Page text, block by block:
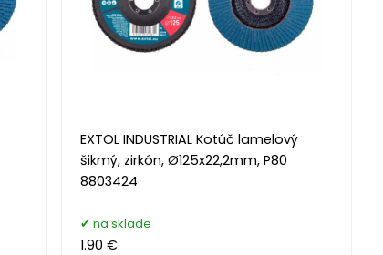
EXTOL INDUSTRIAL Kotúč lamelový
šikmý, zirkón, Ø125x22,2mm, P80
8803424
na sklade
1.90 €